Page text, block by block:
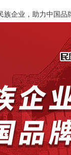
族企业，助力中国品